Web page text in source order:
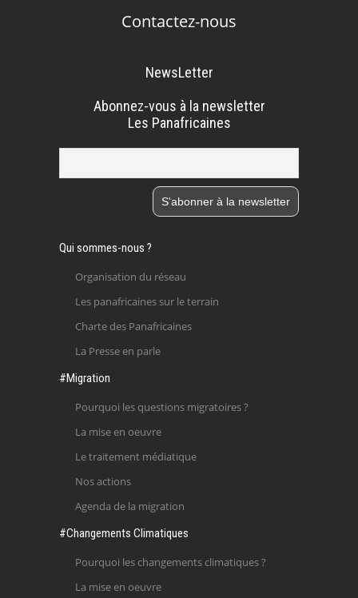
Contactez-nous
NewsLetter
Abonnez-vous à la newsletter
Les Panafricaines
Qui sommes-nous ?
Organisation du réseau
Les panafricaines sur le terrain
Charte des Panafricaines
La Presse en parle
#Migration
Pourquoi les questions migratoires ?
La mise en oeuvre
Le traitement médiatique
Nos actions
Agenda de la migration
#Changements Climatiques
Pourquoi les changements climatiques ?
La mise en oeuvre